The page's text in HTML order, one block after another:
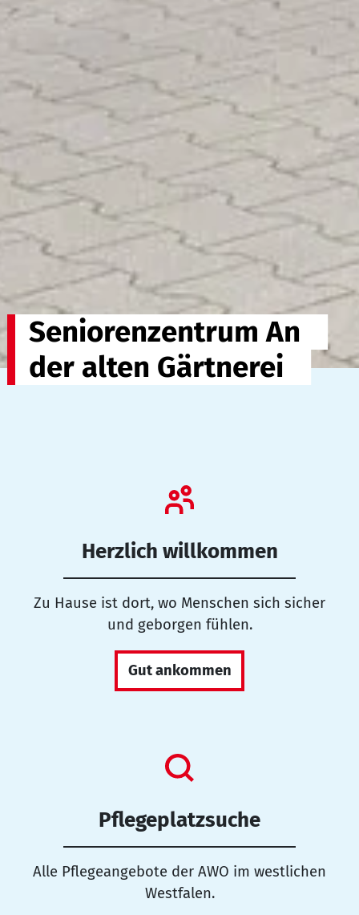
Seniorenzentrum An
der alten Gärtnerei
Herzlich willkommen
Zu Hause ist dort, wo Menschen sich sicher
und geborgen fühlen.
Gut ankommen
Pflegeplatzsuche
Alle Pflegeangebote der AWO im westlichen
Westfalen.